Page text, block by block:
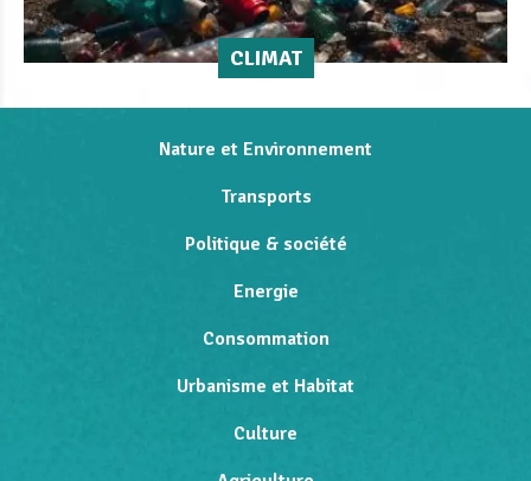
CLIMAT
Nature et Environnement
Transports
Politique & société
Energie
Consommation
Urbanisme et Habitat
Culture